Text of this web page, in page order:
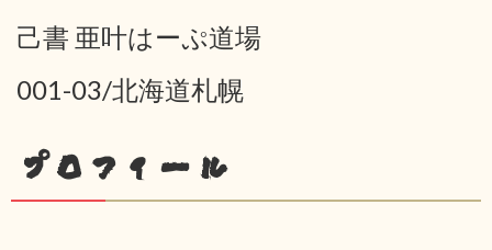
己書 亜叶はーぷ道場
001-03/北海道札幌
プロフィール